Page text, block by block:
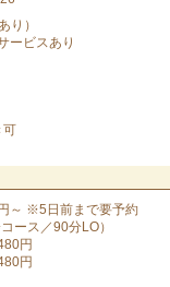
り）
ービスあり
可
～ ※5日前まで要予約
ース／90分LO）
円
円